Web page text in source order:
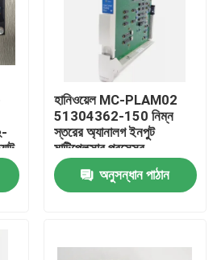
হানিওয়েল MC-PLAM02
51304362-150 নিম্ন
স্তরের অ্যানালগ ইনপুট
মাল্টিপ্লেক্সার প্রসেসর
অনুসন্ধান পাঠান